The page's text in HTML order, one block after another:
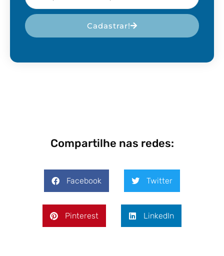
Cadastrar!
Compartilhe nas redes:
Facebook Twitter
Pinterest LinkedIn